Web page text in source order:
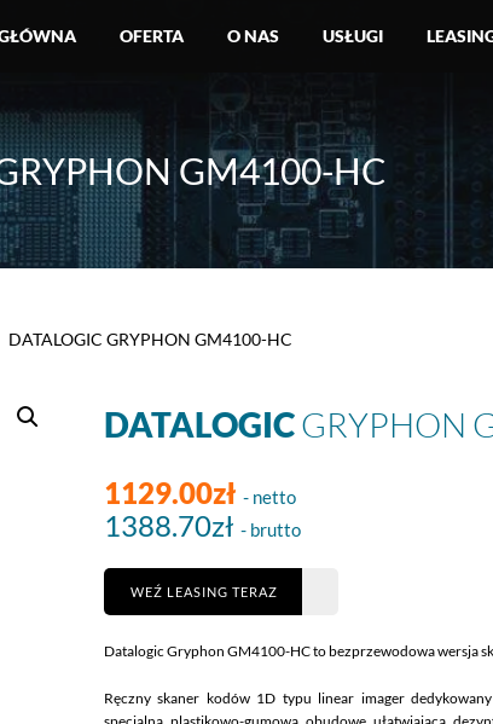
OFERTA O NAS USŁUGI
GM4100-HC
DATALOGIC GRYPHON GM4100-HC
DATALOGICGRYPHON
1129.00zł - netto
1388.70zł - brutto
WEŹ LEASING TERAZ
Datalogic Gryphon GM4100-HC to bezprzewodowa wersja
Ręczny skaner kodów 1D typu linear imager